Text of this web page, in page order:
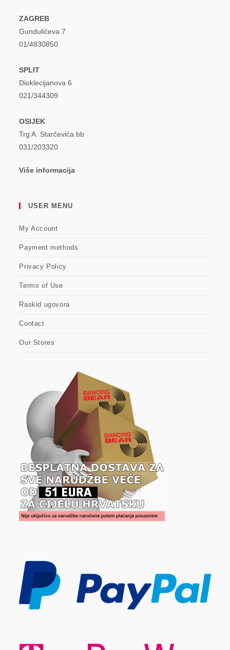
ZAGREB
Gundulićeva 7
01/4830850
SPLIT
Dioklecijanova 6
021/344309
OSIJEK
Trg A. Starčevića bb
031/203320
Više informacija
USER MENU
My Account
Payment methods
Privacy Policy
Terms of Use
Raskid ugovora
Contact
Our Stores